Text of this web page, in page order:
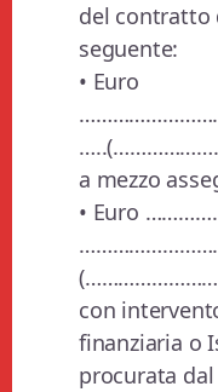
del contratto
seguente:
• Euro
a mezzo
• Euro
con
finanziaria o
procurata